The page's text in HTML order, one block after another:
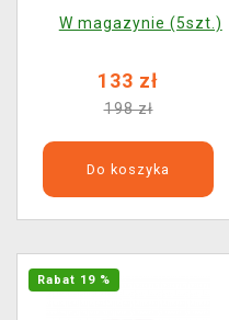
Now)
W magazynie (5szt.)
133 zł
198 zł
Do koszyka
Rabat 19 %